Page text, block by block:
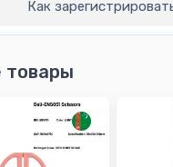
Как
товары